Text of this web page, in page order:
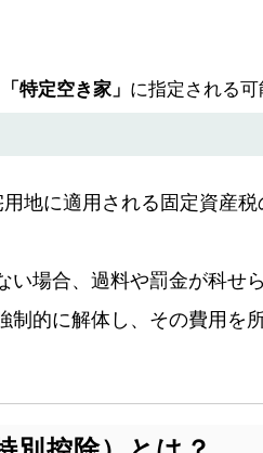
「特定空き家」 に指定される可
地に適用される固定資産
場合、過料や罰金が科せ
制的に解体し、その費用を